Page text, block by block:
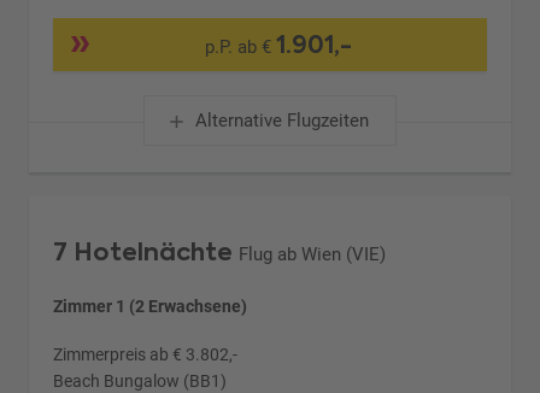
p.P. ab €1.901,-
Alternative Flugzeiten
7 Hotelnächte Flug ab Wien (VIE)
Zimmer 1 (2 Erwachsene)
Zimmerpreis ab € 3.802,-
Beach Bungalow (BB1)